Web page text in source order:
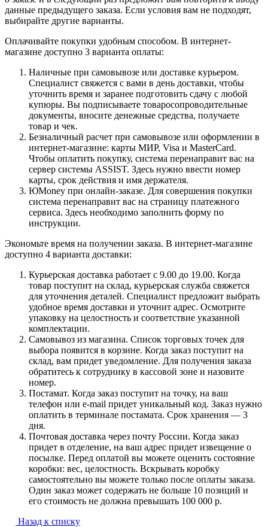
данные предыдущего заказа. Если условия вам не подходят,
выбирайте другие варианты.
Оплачивайте покупки удобным способом. В интернет-
магазине доступно 3 варианта оплаты:
Наличные при самовывозе или доставке курьером.
Специалист свяжется с вами в день доставки, чтобы
уточнить время и заранее подготовить сдачу с любой
купюры. Вы подписываете товаросопроводительные
документы, вносите денежные средства, получаете
товар и чек.
Безналичный расчет при самовывозе или оформлении в
интернет-магазине: карты МИР, Visa и MasterCard.
Чтобы оплатить покупку, система перенаправит вас на
сервер системы ASSIST. Здесь нужно ввести номер
карты, срок действия и имя держателя.
ЮMoney при онлайн-заказе. Для совершения покупки
система перенаправит вас на страницу платежного
сервиса. Здесь необходимо заполнить форму по
инструкции.
Экономьте время на получении заказа. В интернет-магазине
доступно 4 варианта доставки:
Курьерская доставка работает с 9.00 до 19.00. Когда
товар поступит на склад, курьерская служба свяжется
для уточнения деталей. Специалист предложит выбрать
удобное время доставки и уточнит адрес. Осмотрите
упаковку на целостность и соответствие указанной
комплектации.
Самовывоз из магазина. Список торговых точек для
выбора появится в корзине. Когда заказ поступит на
склад, вам придет уведомление. Для получения заказа
обратитесь к сотруднику в кассовой зоне и назовите
номер.
Постамат. Когда заказ поступит на точку, на ваш
телефон или e-mail придет уникальный код. Заказ нужно
оплатить в терминале постамата. Срок хранения — 3
дня.
Почтовая доставка через почту России. Когда заказ
придет в отделение, на ваш адрес придет извещение о
посылке. Перед оплатой вы можете оценить состояние
коробки: вес, целостность. Вскрывать коробку
самостоятельно вы можете только после оплаты заказа.
Один заказ может содержать не больше 10 позиций и
его стоимость не должна превышать 100 000 р.
Назад к списку